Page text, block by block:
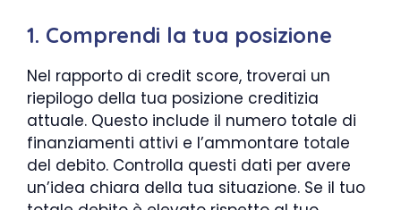
1. Comprendi la tua posizione
Nel rapporto di credit score, troverai un
riepilogo della tua posizione creditizia
attuale. Questo include il numero totale di
finanziamenti attivi e l’ammontare totale
del debito. Controlla questi dati per avere
un’idea chiara della tua situazione. Se il tuo